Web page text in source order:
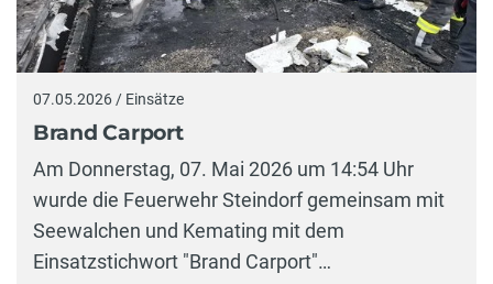
07.05.2026 / Einsätze
Brand Carport
Am Donnerstag, 07. Mai 2026 um 14:54 Uhr
wurde die Feuerwehr Steindorf gemeinsam mit
Seewalchen und Kemating mit dem
Einsatzstichwort "Brand Carport"…